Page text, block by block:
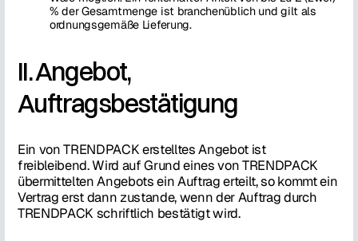
% der Gesamtmenge ist branchenüblich und gilt als
ordnungsgemäße Lieferung.
II. Angebot,
Auftragsbestätigung
Ein von TRENDPACK erstelltes Angebot ist
freibleibend. Wird auf Grund eines von TRENDPACK
übermittelten Angebots ein Auftrag erteilt, so kommt ein
Vertrag erst dann zustande, wenn der Auftrag durch
TRENDPACK schriftlich bestätigt wird.